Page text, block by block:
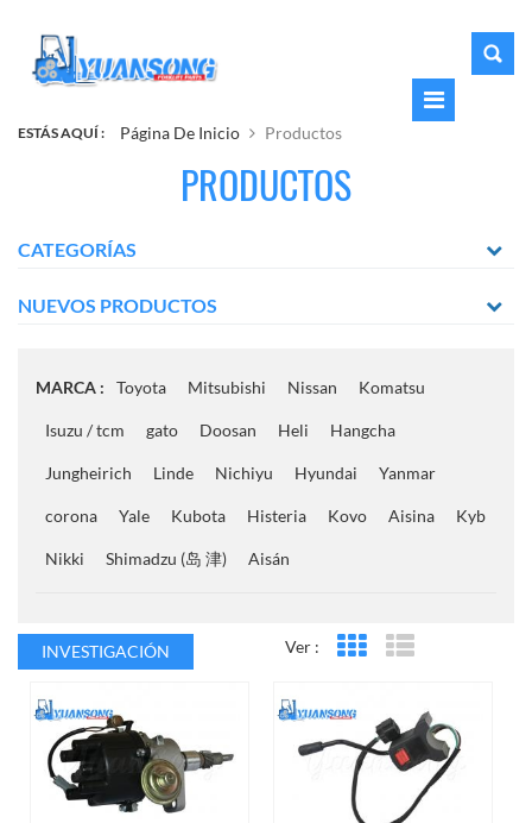
ESTÁS AQUÍ : Página De Inicio Productos
PRODUCTOS
CATEGORÍAS
NUEVOS PRODUCTOS
MARCA : Toyota Mitsubishi Nissan Komatsu
Isuzu / tcm gato Doosan Heli Hangcha
Jungheirich Linde Nichiyu Hyundai Yanmar
corona Yale Kubota Histeria Kovo Aisina Kyb
Nikki Shimadzu (岛 津) Aisán
INVESTIGACIÓN Ver : Vista en cuadrícula